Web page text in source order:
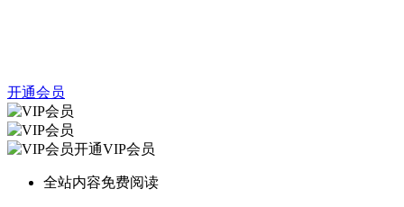
开通会员
开通VIP会员
全站内容免费阅读